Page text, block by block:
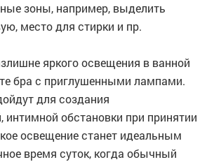
зоны, например, выделить
место для стирки и пр.
яркого освещения в ванной
бра с приглушенными лампами.
для создания
обстановки при принятии
освещение станет идеальным
время суток, когда обычный